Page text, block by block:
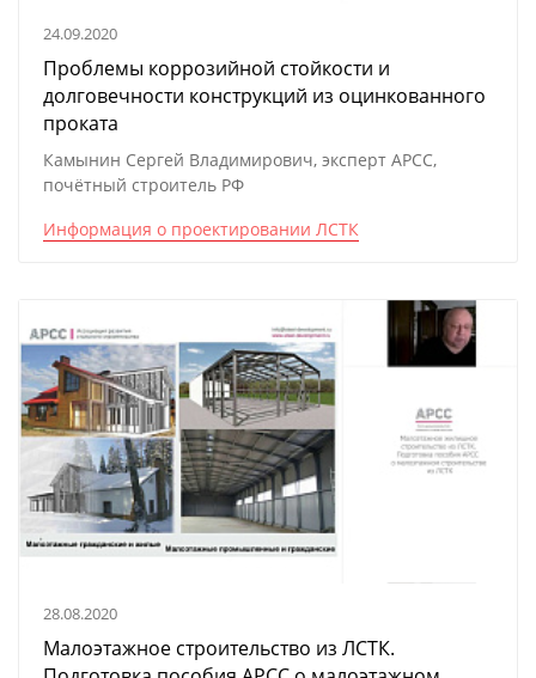
24.09.2020
Проблемы коррозийной стойкости и
долговечности конструкций из оцинкованного
проката
Камынин Сергей Владимирович, эксперт АРСС,
почётный строитель РФ
Информация о проектировании ЛСТК
28.08.2020
Малоэтажное строительство из ЛСТК.